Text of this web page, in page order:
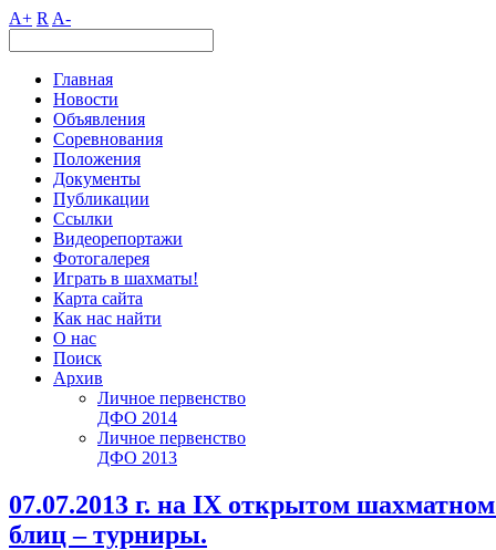
A+ R A-
Главная
Новости
Объявления
Соревнования
Положения
Документы
Публикации
Ссылки
Видеорепортажи
Фотогалерея
Играть в шахматы!
Карта сайта
Как нас найти
О нас
Поиск
Архив
Личное первенство
ДФО 2014
Личное первенство
ДФО 2013
07.07.2013 г. на IX открытом
блиц – турниры.